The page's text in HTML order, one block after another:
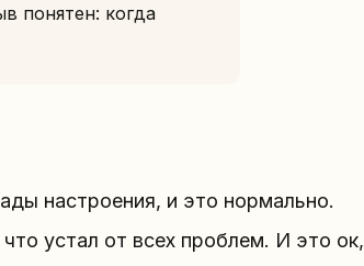
понятен: когда
настроения, и это нормально.
устал от всех проблем. И это ок,